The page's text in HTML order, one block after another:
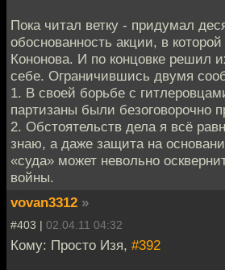
Пока читал ветку - придумал
обоснованность акции, в
Кононова. И по концовке решил
себе. Ограничившись двумя
1. В своей борьбе с
партизаны были безоговорочно
2. Обстоятельств дела я всё
знаю, а даже защита на
«суда» может невольно
войны.
vovan3312 »
#403 | 02.04.11 04:32
Кому: Просто Изя, #392